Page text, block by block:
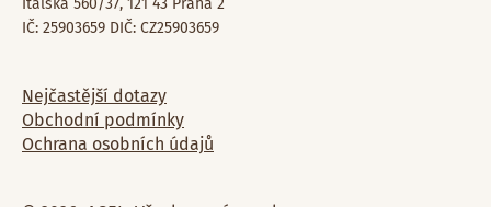
Italská 560/37, 121 43 Praha 2
IČ: 25903659 DIČ: CZ25903659
Nejčastější dotazy
Obchodní podmínky
Ochrana osobních údajů